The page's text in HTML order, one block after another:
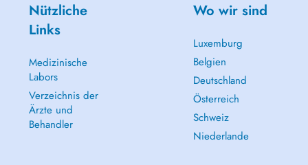
Nützliche
Links
Medizinische
Labors
Verzeichnis der
Ärzte und
Behandler
Wo wir sind
Luxemburg
Belgien
Deutschland
Österreich
Schweiz
Niederlande